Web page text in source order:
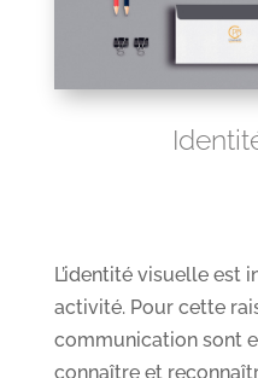
L’identité visuelle est
activité. Pour cette
communication sont
connaître et